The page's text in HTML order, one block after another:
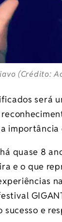
(Crédito:
será
importância
quase 8
e o que
sucesso e